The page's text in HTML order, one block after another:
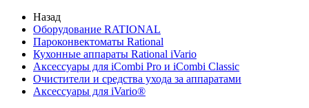
Назад
Оборудование RATIONAL
Пароконвектоматы Rational
Кухонные аппараты Rational iVario
Аксессуары для iCombi Pro и iCombi Classic
Очистители и средства ухода за аппаратами
Аксессуары для iVario®